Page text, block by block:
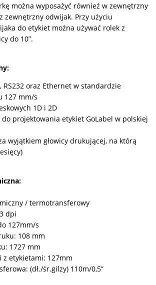
można wyposażyć również w zewnętrzny
zewnętrzny odwijak. Przy użyciu
do etykiet można używać rolek z
do 10”.
RS232 oraz Ethernet w standardzie
127 mm/s
1D i 2D
projektowania etykiet GoLabel w polskiej
wyjątkiem głowicy drukującej, na którą
/ termotransferowy
dpi
127mm/s
108 mm
1727 mm
z etykietami: 127mm
(dł./śr.gilzy) 110m/0,5”